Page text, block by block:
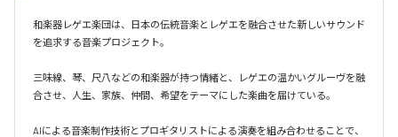
和楽器レゲエ楽団は、日本の伝統音楽とレゲエを融合させた新しいサウンド
を追求する音楽プロジェクト。
三味線、琴、尺八などの和楽器が持つ情緒と、レゲエの温かいグルーヴを融
合させ、人生、家族、仲間、希望をテーマにした楽曲を届けている。
AIによる音楽制作技術とプロギタリストによる演奏を組み合わせることで、